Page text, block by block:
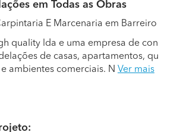
em Todas as Obras
E Marcenaria em Barreiro
quality lda e uma empresa de con
de casas, apartamentos, qu
ambientes comerciais. N Ver mais